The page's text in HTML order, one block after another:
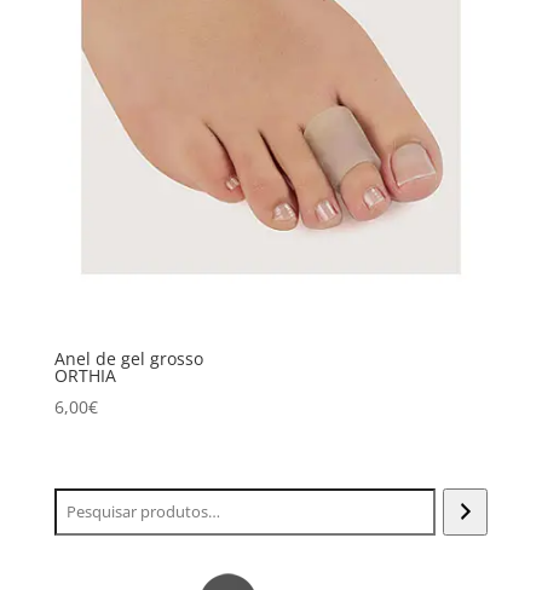
Anel de gel grosso
ORTHIA
6,00€